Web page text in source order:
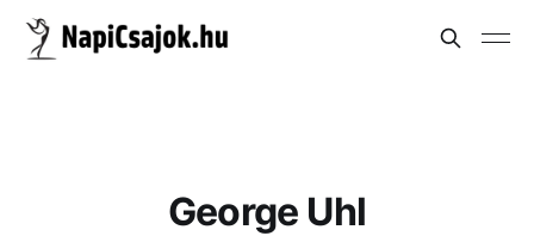
George Uhl